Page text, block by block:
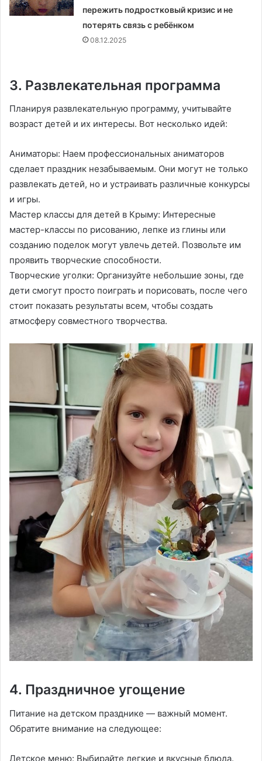
пережить подростковый кризис и не
потерять связь с ребёнком
08.12.2025
3. Развлекательная программа
Планируя развлекательную программу, учитывайте
возраст детей и их интересы. Вот несколько идей:
Аниматоры: Наем профессиональных аниматоров
сделает праздник незабываемым. Они могут не только
развлекать детей, но и устраивать различные конкурсы
и игры.
Мастер классы для детей в Крыму: Интересные
мастер-классы по рисованию, лепке из глины или
созданию поделок могут увлечь детей. Позвольте им
проявить творческие способности.
Творческие уголки: Организуйте небольшие зоны, где
дети смогут просто поиграть и порисовать, после чего
стоит показать результаты всем, чтобы создать
атмосферу совместного творчества.
4. Праздничное угощение
Питание на детском празднике — важный момент.
Обратите внимание на следующее:
Детское меню: Выбирайте легкие и вкусные блюда.